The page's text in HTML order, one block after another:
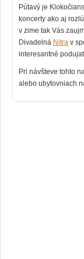
Pútavý je
koncerty ako aj
v zime tak Vás
Divadelná Nitra v
interesantné
Pri návšteve tohto
alebo ubytovniach